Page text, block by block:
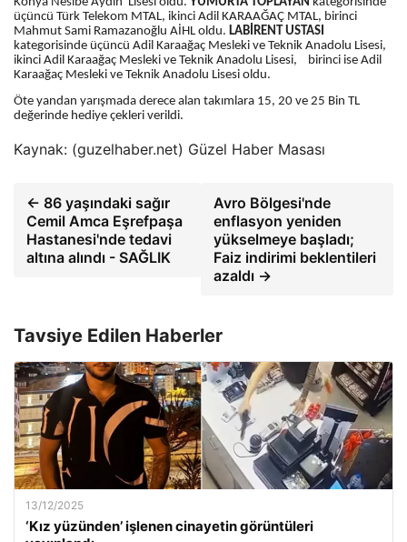
üçüncü Türk Telekom MTAL, ikinci Adil KARAAĞAÇ MTAL, birinci
Mahmut Sami Ramazanoğlu AİHL oldu. LABİRENT USTASI
kategorisinde üçüncü Adil Karaağaç Mesleki ve Teknik Anadolu Lisesi,
ikinci Adil Karaağaç Mesleki ve Teknik Anadolu Lisesi, birinci ise Adil
Karaağaç Mesleki ve Teknik Anadolu Lisesi oldu.
Öte yandan yarışmada derece alan takımlara 15, 20 ve 25 Bin TL
değerinde hediye çekleri verildi.
Kaynak: (guzelhaber.net) Güzel Haber Masası
← 86 yaşındaki sağır
Cemil Amca Eşrefpaşa
Hastanesi'nde tedavi
altına alındı ​​- SAĞLIK
Avro Bölgesi'nde
enflasyon yeniden
yükselmeye başladı;
Faiz indirimi beklentileri
azaldı →
Tavsiye Edilen Haberler
13/12/2025
‘Kız yüzünden’ işlenen cinayetin görüntüleri